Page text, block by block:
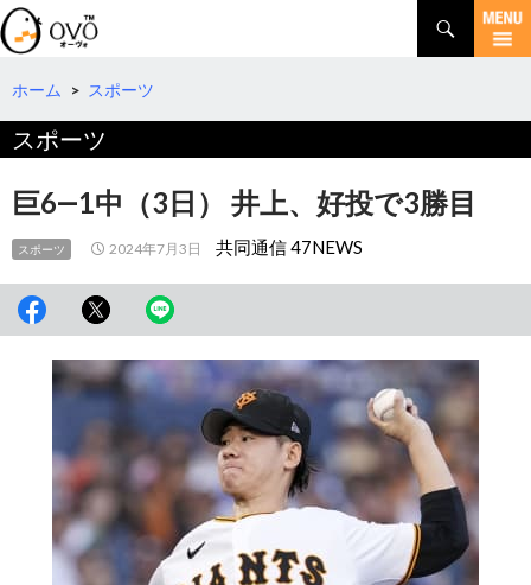
検
索
コ
テ
へ
移
動
ホーム > スポーツ
スポーツ
巨6―1中（3日） 井上、好投で3勝目
スポーツ 2024年7月3日 共同通信 47NEWS